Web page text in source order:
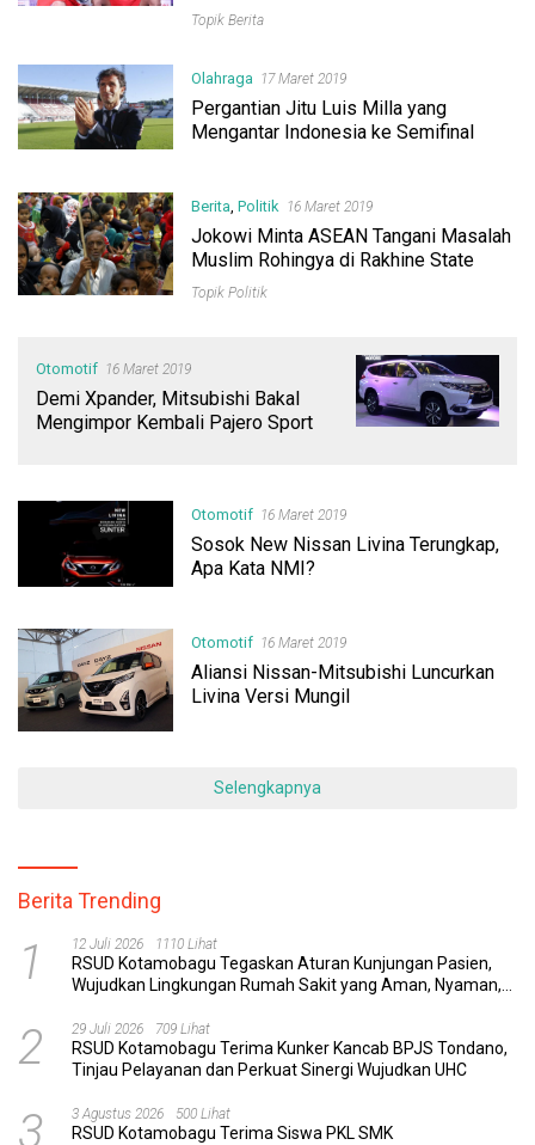
Topik Berita
Olahraga 17 Maret 2019
Pergantian Jitu Luis Milla yang
Mengantar Indonesia ke Semifinal
Berita Politik 16 Maret 2019
Jokowi Minta ASEAN Tangani Masalah
Muslim Rohingya di Rakhine State
Topik Politik
Otomotif 16 Maret 2019
Demi Xpander, Mitsubishi Bakal
Mengimpor Kembali Pajero Sport
Otomotif 16 Maret 2019
Sosok New Nissan Livina Terungkap,
Apa Kata NMI?
Otomotif 16 Maret 2019
Aliansi Nissan-Mitsubishi Luncurkan
Livina Versi Mungil
Selengkapnya
Berita Trending
1 12 Juli 2026 1110 Lihat
RSUD Kotamobagu Tegaskan Aturan Kunjungan Pasien,
Wujudkan Lingkungan Rumah Sakit yang Aman, Nyaman,
2 29 Juli 2026 709 Lihat
RSUD Kotamobagu Terima Kunker Kancab BPJS Tondano,
Tinjau Pelayanan dan Perkuat Sinergi Wujudkan UHC
3 3 Agustus 2026 500 Lihat
RSUD Kotamobagu Terima Siswa PKL SMK